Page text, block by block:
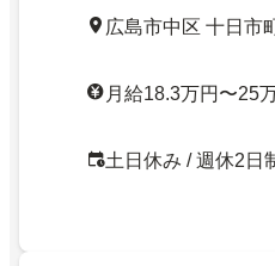
広島市中区 十日市
月給18.3万円〜25
土日休み / 週休2日